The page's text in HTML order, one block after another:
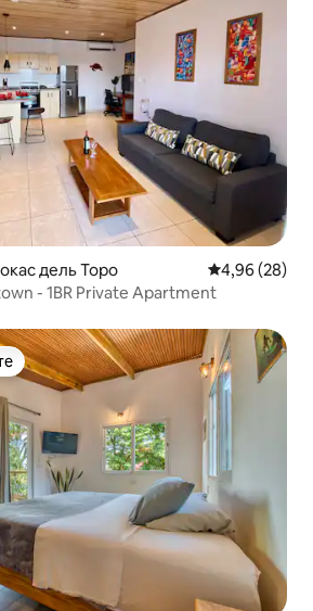
дель Торо Просечна
4,96 (28)
- 1BR Private Apartment